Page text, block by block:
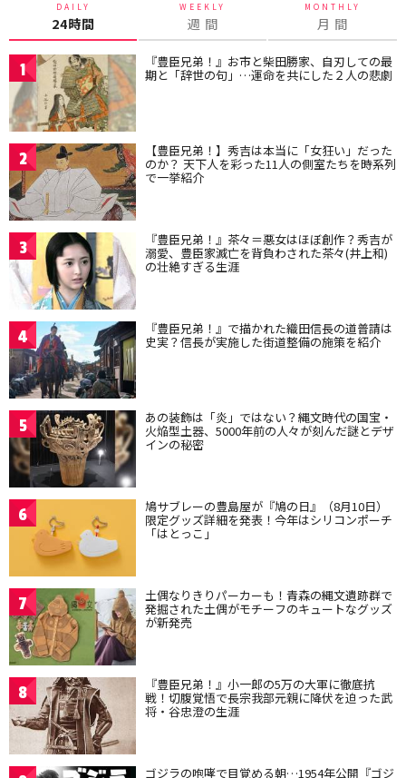
DAILY
24時間
WEEKLY
週 間
MONTHLY
月 間
1 『豊臣兄弟！』お市と柴田勝家、自刃しての最
期と「辞世の句」…運命を共にした２人の悲劇
2 【豊臣兄弟！】秀吉は本当に「女狂い」だった
のか？ 天下人を彩った11人の側室たちを時系列
で一挙紹介
3 『豊臣兄弟！』茶々＝悪女はほぼ創作？秀吉が
溺愛、豊臣家滅亡を背負わされた茶々(井上和)
の壮絶すぎる生涯
4 『豊臣兄弟！』で描かれた織田信長の道普請は
史実？信長が実施した街道整備の施策を紹介
5 あの装飾は「炎」ではない？縄文時代の国宝・
火焔型土器、5000年前の人々が刻んだ謎とデザ
インの秘密
6 鳩サブレーの豊島屋が『鳩の日』（8月10日）
限定グッズ詳細を発表！今年はシリコンポーチ
「はとっこ」
7 土偶なりきりパーカーも！青森の縄文遺跡群で
発掘された土偶がモチーフのキュートなグッズ
が新発売
8 『豊臣兄弟！』小一郎の5万の大軍に徹底抗
戦！切腹覚悟で長宗我部元親に降伏を迫った武
将・谷忠澄の生涯
ゴジラの咆哮で目覚める朝…1954年公開『ゴジ